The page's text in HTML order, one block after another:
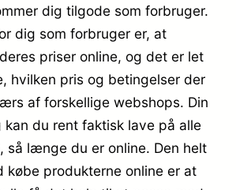
dig tilgode som forbruger.
dig som forbruger er, at
priser online, og det er let
hvilken pris og betingelser der
af forskellige webshops. Din
kan du rent faktisk lave på alle
så længe du er online. Den helt
købe produkterne online er at